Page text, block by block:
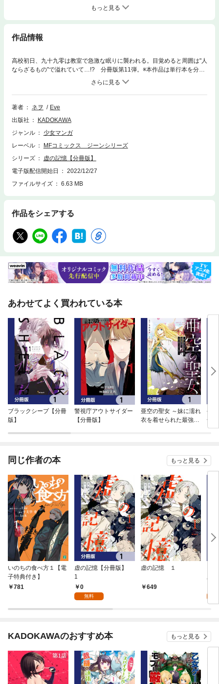
もっと見る
作品情報
高校初日、九十九零は教室で急激な眠りに襲われる。目覚めると周囲は"人
ならざるもの"で溢れていて…!? 分冊版第11弾。※本作品は単行本を分割
したもので、本編内容は同一のものとなります。重複購入にご注意くださ
著者 ネヲ
Eve
出版社
KADOKAWA
ジャンル
少女マンガ
レーベル
MFコミックス ジーンシリーズ
シリーズ
虚の記憶【分冊版】
電子版配信開始日
2022/12/27
ファイルサイズ
6.63 MB
作品をシェアする
あわせてよく買われている本
ブラックシープ【分冊
版】
警視庁アウトサイダー
【分冊版】
亜空の聖女 ～妹に濡れ
衣を着せられた最強魔
今
冊
同じ作者の本 もっと見る
いのちの食べ方１【電
子特典付き】
781
虚の記憶【分冊版】
1
0
無料
虚の記憶 １
649
版
KADOKAWAのおすすめ本 もっと見る